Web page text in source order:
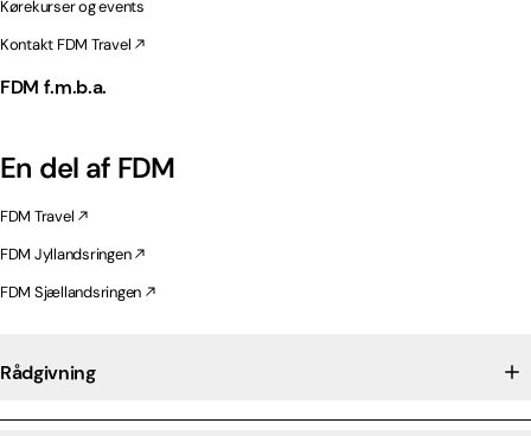
Kørekurser og events
Kontakt FDM Travel
FDM f.m.b.a.
En del af FDM
FDM Travel
FDM Jyllandsringen
FDM Sjællandsringen
Rådgivning